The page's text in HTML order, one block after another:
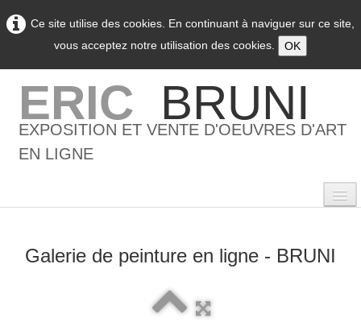
Ce site utilise des cookies. En continuant à naviguer sur ce site,
vous acceptez notre utilisation des cookies.
OK
ERIC BRUNI
EXPOSITION ET VENTE D'OEUVRES D'ART
EN LIGNE
0
Galerie de peinture en ligne - BRUNI